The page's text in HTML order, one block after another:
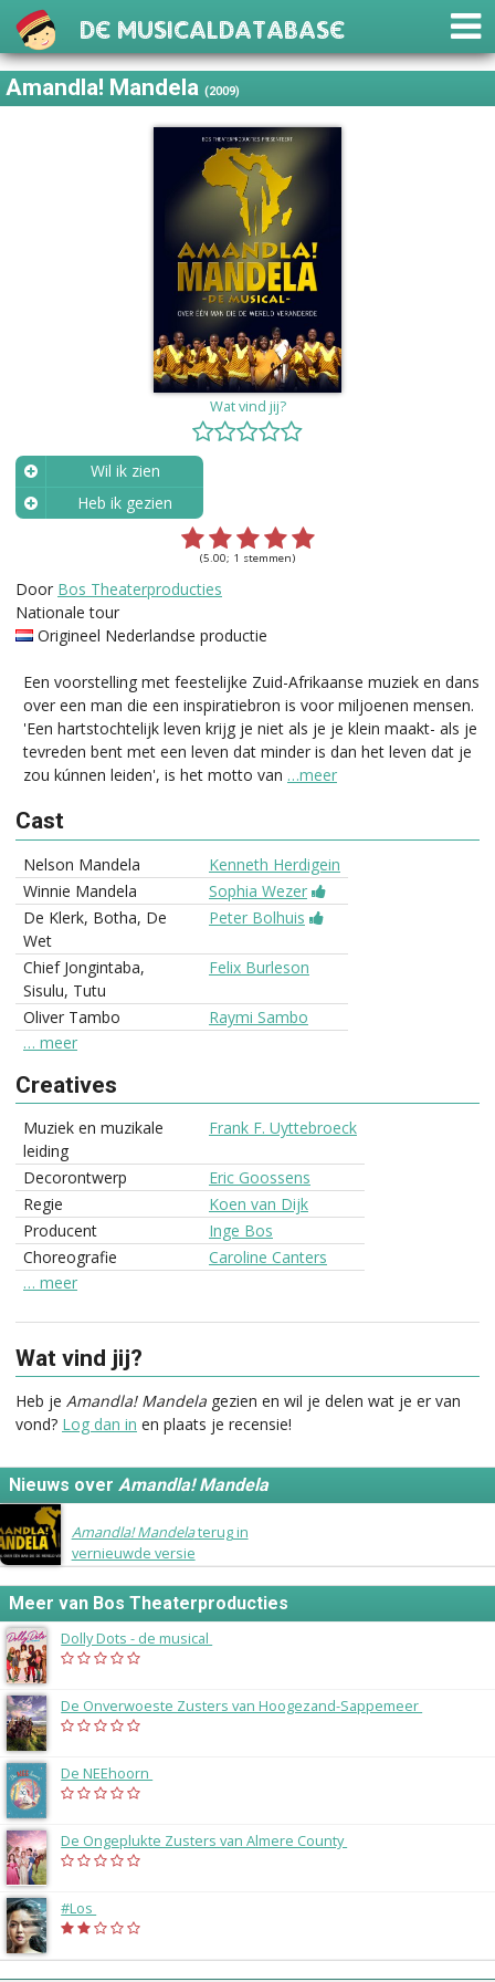
De Musicaldatabase
Amandla! Mandela(2009)
Wat vind jij?
Wil ik zien
Heb ik gezien
(5.00; 1 stemmen)
Door Bos Theaterproducties
Nationale tour
Origineel Nederlandse productie
Een voorstelling met feestelijke Zuid-Afrikaanse muziek en dans
over een man die een inspiratiebron is voor miljoenen mensen.
'Een hartstochtelijk leven krijg je niet als je je klein maakt- als je
tevreden bent met een leven dat minder is dan het leven dat je
zou kúnnen leiden', is het motto van …meer
Cast
Nelson Mandela
Kenneth Herdigein
Winnie Mandela
Sophia Wezer
De Klerk, Botha, De
Wet
Peter Bolhuis
Chief Jongintaba,
Sisulu, Tutu
Felix Burleson
Oliver Tambo
Raymi Sambo
… meer
Creatives
Muziek en muzikale
leiding
Frank F. Uyttebroeck
Decorontwerp
Eric Goossens
Regie
Koen van Dijk
Producent
Inge Bos
Choreografie
Caroline Canters
… meer
Wat vind jij?
Heb je Amandla! Mandela gezien en wil je delen wat je er van
vond? Log dan in en plaats je recensie!
Nieuws over Amandla! Mandela
Amandla! Mandelaterug in
vernieuwde versie
Meer van Bos Theaterproducties
Dolly Dots - de musical
De Onverwoeste Zusters van Hoogezand-Sappemeer
De NEEhoorn
De Ongeplukte Zusters van Almere County
#Los